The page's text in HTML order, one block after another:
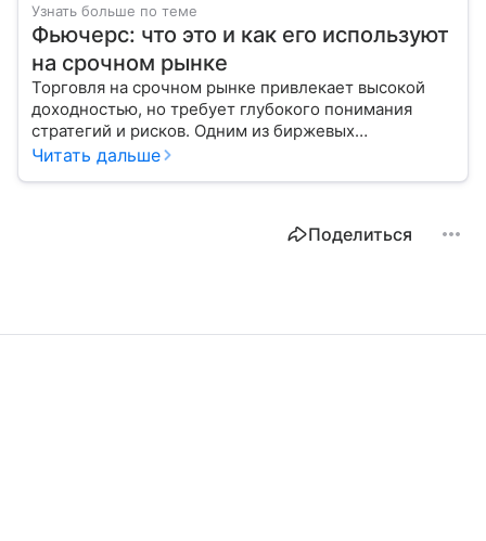
Узнать больше по теме
Фьючерс: что это и как его используют
на срочном рынке
Торговля на срочном рынке привлекает высокой
доходностью, но требует глубокого понимания
стратегий и рисков. Одним из биржевых
инструментов для краткосрочных инвестиций
Читать дальше
Поделиться